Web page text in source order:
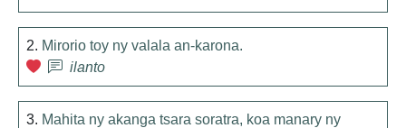
2. Mirorio toy ny valala an-karona.
ilanto
3. Mahita ny akanga tsara soratra, koa manary ny